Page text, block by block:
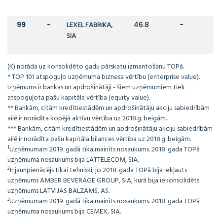
99 -
LEXEL FABRIKA,
SIA
46.8 -
(K) norāda uz konsolidēto gadu pārskatu izmantošanu TOPā.
* TOP 101 atspoguļo uzņēmuma biznesa vērtību (enterprise value).
Izņēmums ir bankas un apdrošinātāji - šiem uzņēmumiem tiek
atspoguļota pašu kapitāla vērtība (equity value).
** Bankām, citām kredītiestādēm un apdrošinātāju akciju sabiedrībām
ailē ir norādīta kopējā aktīvu vērtība uz 2018.g. beigām.
*** Bankām, citām kredītiestādēm un apdrošinātāju akciju sabiedrībām
ailē ir norādīta pašu kapitāla bilances vērtība uz 2018.g. beigām.
1Uzņēmumam 2019. gadā tika mainīts nosaukums. 2018. gada TOPā
uzņēmuma nosaukums bija LATTELECOM, SIA.
2Ir jaunpienācējs tikai tehniski, jo 2018. gada TOPā bija iekļauts
uzņēmums AMBER BEVERAGE GROUP, SIA, kurā bija iekonsolidēts
uzņēmums LATVIJAS BALZAMS, AS.
3Uzņēmumam 2019. gadā tika mainīts nosaukums. 2018. gada TOPā
uzņēmuma nosaukums bija CEMEX, SIA.